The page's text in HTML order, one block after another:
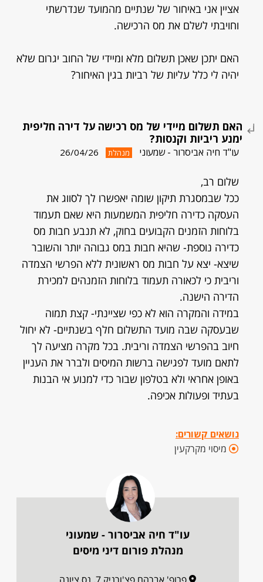
אציין אני באיחור של שנתיים מהמועד שנדרשתי
וחויבתי לשלם את מס הרכישה.
האם יתכן שאכן תשלום מלא ומיידי של החוב יגרום שלא
יהיה לי כלל עליות של רביות בגין האיחור?
האם תשלום מיידי של מס רכישה על דירה חליפית
ימנע ריביות וקנסות?
עו"ד חיה אביסרור - שמעוני מנהלת 26/04/26
שלום רב,
ככל שבמסגרת תיקון שומה יאפשרו לך לסווג את
העסקה כדירה חליפית המשמעות היא שאם תעמוד
בלוחות הזמנים הקבועים בחוק, לא תנבע חבות מס
כדירה נוספת- שהיא חבות במס גבוהה יותר והשובר
שיצא- יצא על חבות מס ראשונית ללא הפרשי הצמדה
וריבית כי לכאורה תעמוד בלוחות הזמנהים למכירת
הדירה הישנה.
במידה והמקרה הוא לא כפי שציינתי- קצת תמוה
שבעסקה שבה מועד התשלום חלף בשנתיים- לא יחול
חיוב בהפרשי הצמדה וריבית. בכל מקרה מציעה לך
לתאם מועד לפגישה ברשות המיסים ולברר את העניין
באופן אחראי ולא בטלפון שבור כדי למנוע אי הבנות
בעתיד ופעולות אכיפה.
נושאים קשורים:
מיסוי מקרקעין
עו"ד חיה אביסרור - שמעוני
מנהלת פורום דיני מיסים